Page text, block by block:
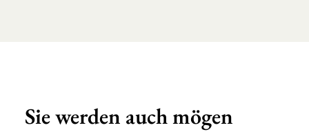
Sie werden auch mögen